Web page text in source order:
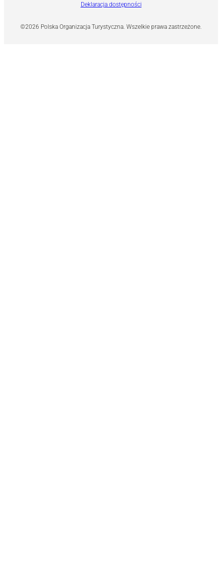
©2026 Polska Organizacja Turystyczna. Wszelkie prawa zastrzeżone.
Deklaracja dostępności